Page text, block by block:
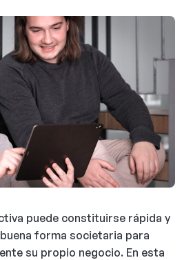
puede constituirse rápida y
forma societaria para
su propio negocio. En esta